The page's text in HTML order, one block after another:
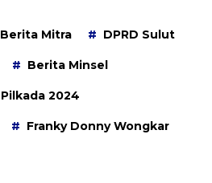
Berita Mitra DPRD Sulut
Berita Minsel
Pilkada 2024
Franky Donny Wongkar